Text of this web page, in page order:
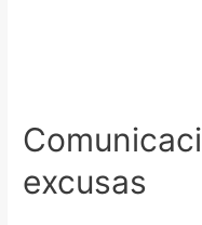
excusas
excusas